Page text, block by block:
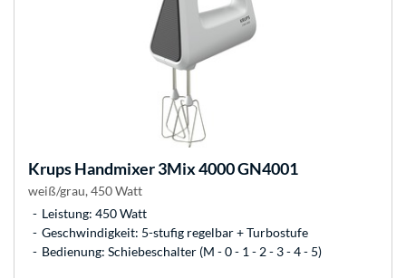
KrupsHandmixer 3Mix 4000 GN4001
weiß/grau, 450 Watt
Leistung: 450 Watt
Geschwindigkeit: 5-stufig regelbar + Turbostufe
Bedienung: Schiebeschalter (M - 0 - 1 - 2 - 3 - 4 - 5)